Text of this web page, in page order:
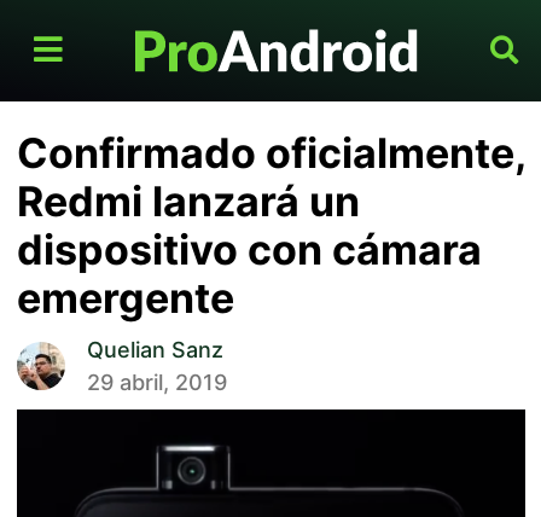
Confirmado oficialmente,
Redmi lanzará un
dispositivo con cámara
emergente
Quelian Sanz
29 abril, 2019